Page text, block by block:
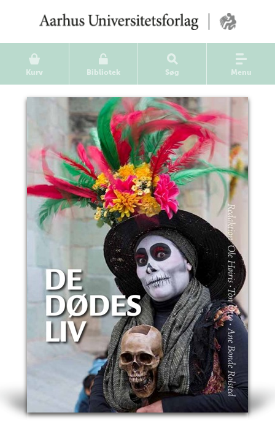
Kurv Bibliotek Søg Menu